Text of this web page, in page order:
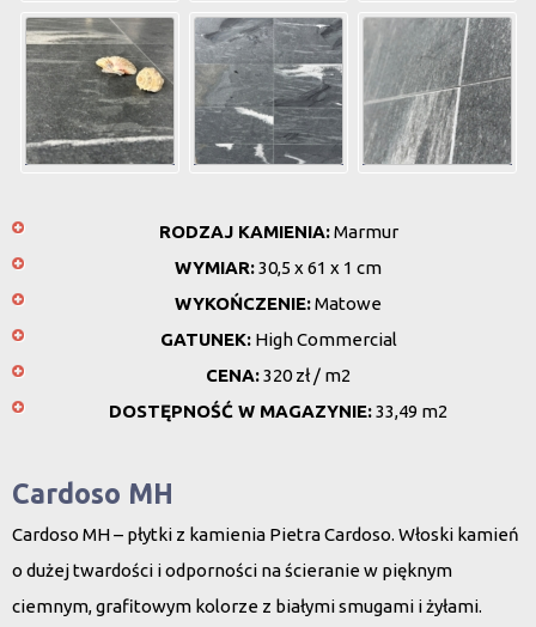
RODZAJ KAMIENIA:Marmur
WYMIAR:30,5 x 61 x 1 cm
WYKOŃCZENIE:Matowe
GATUNEK:High Commercial
CENA:320 zł / m2
DOSTĘPNOŚĆ W MAGAZYNIE:33,49 m2
Cardoso MH
Cardoso MH – płytki z kamienia Pietra Cardoso. Włoski kamień
o dużej twardości i odporności na ścieranie w pięknym
ciemnym, grafitowym kolorze z białymi smugami i żyłami.